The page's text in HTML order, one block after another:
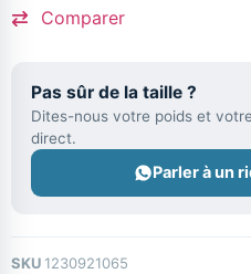
Comparer
Pas sûr de la taille ?
Dites-nous votre poids et
direct.
Parler à un
SKU 1230921065